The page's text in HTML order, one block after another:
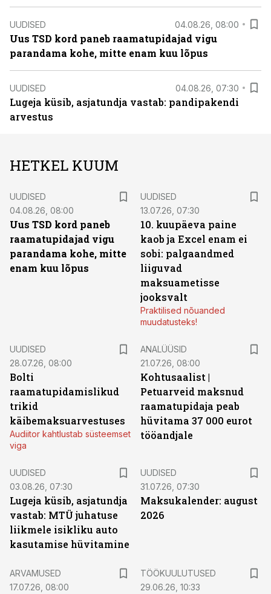
UUDISED 04.08.26, 08:00
Uus TSD kord paneb raamatupidajad vigu
parandama kohe, mitte enam kuu lõpus
UUDISED 04.08.26, 07:30
Lugeja küsib, asjatundja vastab: pandipakendi
arvestus
HETKEL KUUM
UUDISED
04.08.26, 08:00
Uus TSD kord paneb
raamatupidajad vigu
parandama kohe, mitte
enam kuu lõpus
UUDISED
13.07.26, 07:30
10. kuupäeva paine
kaob ja Excel enam ei
sobi: palgaandmed
liiguvad
maksuametisse
jooksvalt
Praktilised nõuanded
muudatusteks!
UUDISED
28.07.26, 08:00
Bolti
raamatupidamislikud
trikid
käibemaksuarvestuses
Audiitor kahtlustab süsteemset
viga
ANALÜÜSID
21.07.26, 08:00
Kohtusaalist |
Petuarveid maksnud
raamatupidaja peab
hüvitama 37 000 eurot
tööandjale
UUDISED
03.08.26, 07:30
Lugeja küsib, asjatundja
vastab: MTÜ juhatuse
liikmele isikliku auto
kasutamise hüvitamine
UUDISED
31.07.26, 07:30
Maksukalender: august
2026
ARVAMUSED
17.07.26, 08:00
TÖÖKUULUTUSED
29.06.26, 10:33